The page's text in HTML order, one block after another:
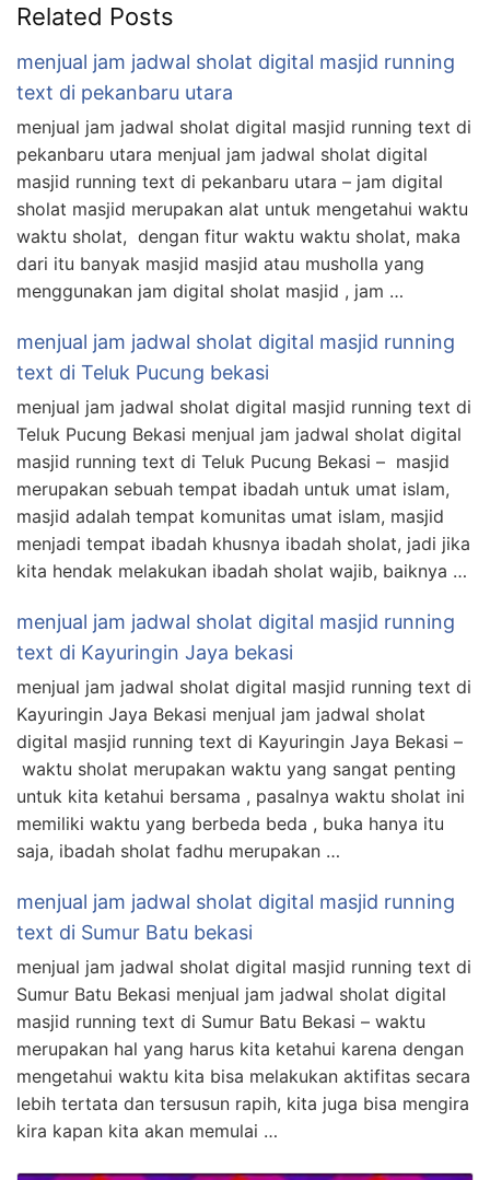
Related Posts
menjual jam jadwal sholat digital masjid running
text di pekanbaru utara
menjual jam jadwal sholat digital masjid running text di
pekanbaru utara menjual jam jadwal sholat digital
masjid running text di pekanbaru utara – jam digital
sholat masjid merupakan alat untuk mengetahui waktu
waktu sholat, dengan fitur waktu waktu sholat, maka
dari itu banyak masjid masjid atau musholla yang
menggunakan jam digital sholat masjid , jam …
menjual jam jadwal sholat digital masjid running
text di Teluk Pucung bekasi
menjual jam jadwal sholat digital masjid running text di
Teluk Pucung Bekasi menjual jam jadwal sholat digital
masjid running text di Teluk Pucung Bekasi – masjid
merupakan sebuah tempat ibadah untuk umat islam,
masjid adalah tempat komunitas umat islam, masjid
menjadi tempat ibadah khusnya ibadah sholat, jadi jika
kita hendak melakukan ibadah sholat wajib, baiknya …
menjual jam jadwal sholat digital masjid running
text di Kayuringin Jaya bekasi
menjual jam jadwal sholat digital masjid running text di
Kayuringin Jaya Bekasi menjual jam jadwal sholat
digital masjid running text di Kayuringin Jaya Bekasi –
waktu sholat merupakan waktu yang sangat penting
untuk kita ketahui bersama , pasalnya waktu sholat ini
memiliki waktu yang berbeda beda , buka hanya itu
saja, ibadah sholat fadhu merupakan …
menjual jam jadwal sholat digital masjid running
text di Sumur Batu bekasi
menjual jam jadwal sholat digital masjid running text di
Sumur Batu Bekasi menjual jam jadwal sholat digital
masjid running text di Sumur Batu Bekasi – waktu
merupakan hal yang harus kita ketahui karena dengan
mengetahui waktu kita bisa melakukan aktifitas secara
lebih tertata dan tersusun rapih, kita juga bisa mengira
kira kapan kita akan memulai …